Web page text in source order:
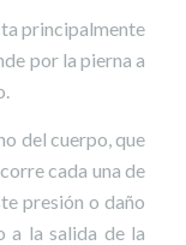
principalmente
por la pierna a
del cuerpo, que
cada una de
presión o daño
a la salida de la